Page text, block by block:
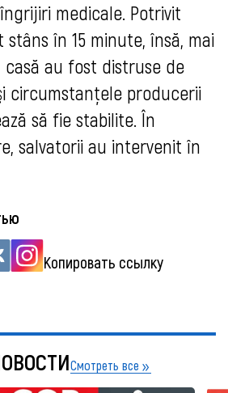
medicale. Potrivit
stâns în 15 minute, însă, mai
au fost distruse de
circumstanţele producerii
să fie stabilite. În
salvatorii au intervenit în
Копировать ссылку
Смотреть все